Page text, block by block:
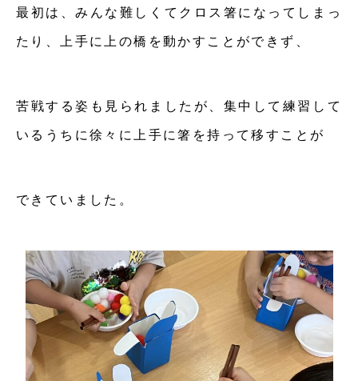
最初は、みんな難しくてクロス箸になってしまっ
たり、上手に上の橋を動かすことができず、
苦戦する姿も見られましたが、集中して練習して
いるうちに徐々に上手に箸を持って移すことが
できていました。